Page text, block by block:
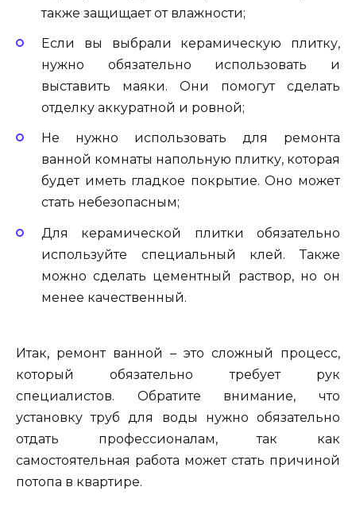
также защищает от влажности;
Если вы выбрали керамическую плитку,
нужно обязательно использовать и
выставить маяки. Они помогут сделать
отделку аккуратной и ровной;
Не нужно использовать для ремонта
ванной комнаты напольную плитку, которая
будет иметь гладкое покрытие. Оно может
стать небезопасным;
Для керамической плитки обязательно
используйте специальный клей. Также
можно сделать цементный раствор, но он
менее качественный.
Итак, ремонт ванной – это сложный процесс,
который обязательно требует рук
специалистов. Обратите внимание, что
установку труб для воды нужно обязательно
отдать профессионалам, так как
самостоятельная работа может стать причиной
потопа в квартире.